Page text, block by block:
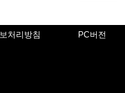
처리방침 PC버전